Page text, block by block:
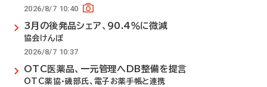
2026/8/7 10:40
3月の後発品シェア、90.4％に微減
協会けんぽ
2026/8/7 10:37
OTC医薬品、一元管理へDB整備を提言
OTC薬協・磯部氏、電子お薬手帳と連携